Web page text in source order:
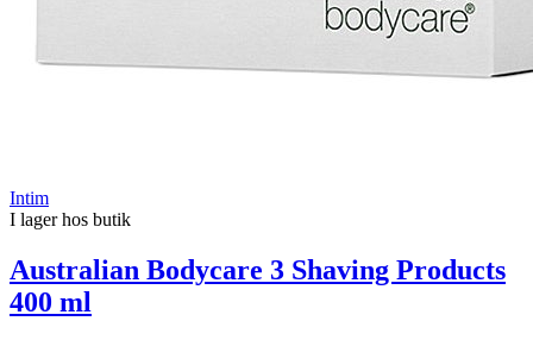
Intim
I lager hos butik
Australian Bodycare 3 Shaving Products
400 ml